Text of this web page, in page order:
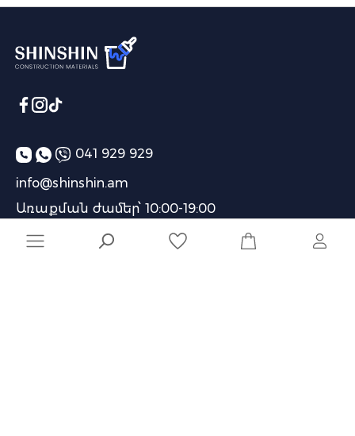
041 929 929
info@shinshin.am
Առաքման ժամեր՝ 10:00-19:00